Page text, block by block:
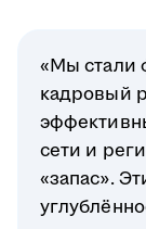
«Мы стали
кадровый
сети и
«запас».